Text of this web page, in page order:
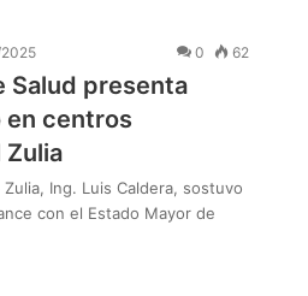
0 62
Salud presenta
en centros
Zulia
Ing. Luis Caldera, sostuvo
con el Estado Mayor de